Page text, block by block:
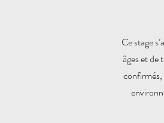
Ce stage
âges et de
confirmés,